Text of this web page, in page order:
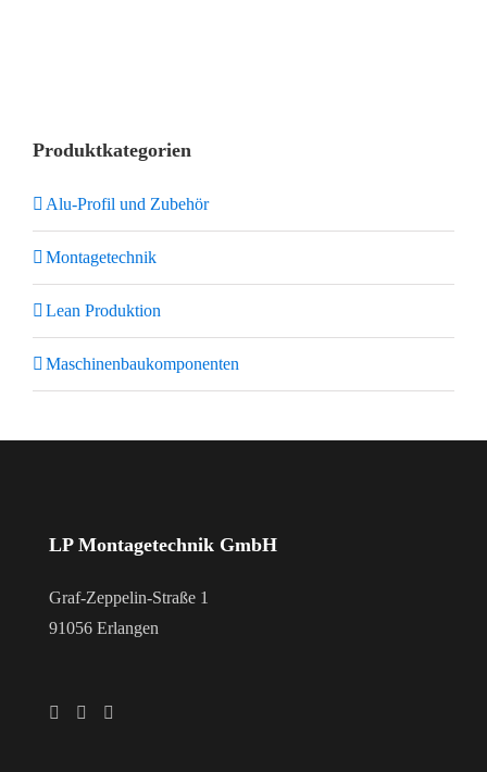
Produktkategorien
Alu-Profil und Zubehör
Montagetechnik
Lean Produktion
Maschinenbaukomponenten
LP Montagetechnik GmbH
Graf-Zeppelin-Straße 1
91056 Erlangen